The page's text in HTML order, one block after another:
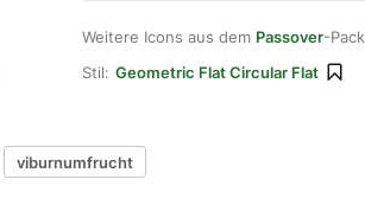
Weitere Icons aus dem Passover-Pack
Stil: Geometric Flat Circular Flat
viburnumfrucht